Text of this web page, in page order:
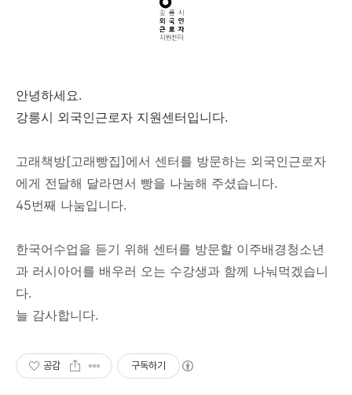
안녕하세요.
강릉시 외국인근로자 지원센터입니다.
고래책방[고래빵집]에서 센터를 방문하는 외국인근로자
에게 전달해 달라면서 빵을 나눔해 주셨습니다.
45번째 나눔입니다.
한국어수업을 듣기 위해 센터를 방문할 이주배경청소년
과 러시아어를 배우러 오는 수강생과 함께 나눠먹겠습니
다.
늘 감사합니다.
공감 구독하기